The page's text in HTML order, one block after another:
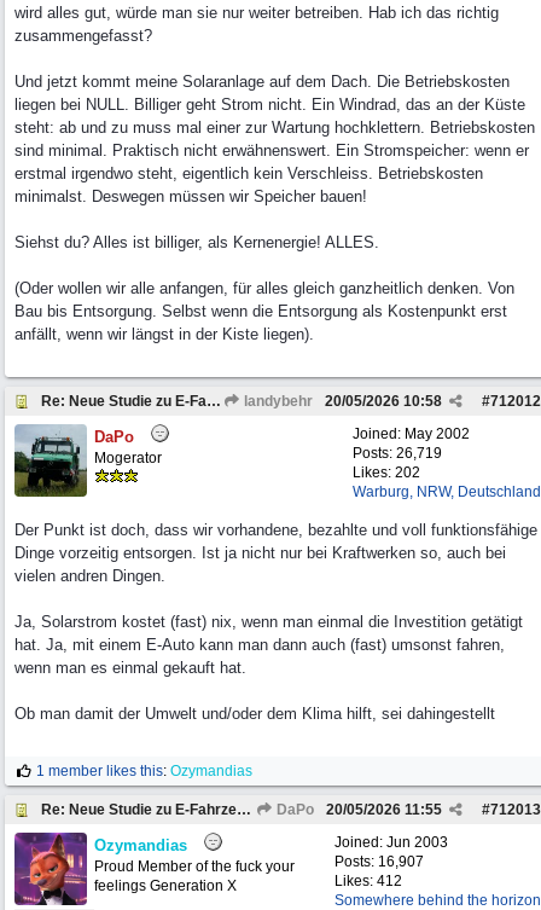
wird alles gut, würde man sie nur weiter betreiben. Hab ich das richtig
zusammengefasst?
Und jetzt kommt meine Solaranlage auf dem Dach. Die Betriebskosten
liegen bei NULL. Billiger geht Strom nicht. Ein Windrad, das an der Küste
steht: ab und zu muss mal einer zur Wartung hochklettern. Betriebskosten
sind minimal. Praktisch nicht erwähnenswert. Ein Stromspeicher: wenn er
erstmal irgendwo steht, eigentlich kein Verschleiss. Betriebskosten
minimalst. Deswegen müssen wir Speicher bauen!
Siehst du? Alles ist billiger, als Kernenergie! ALLES.
(Oder wollen wir alle anfangen, für alles gleich ganzheitlich denken. Von
Bau bis Entsorgung. Selbst wenn die Entsorgung als Kostenpunkt erst
anfällt, wenn wir längst in der Kiste liegen).
Re: Neue Studie zu E-Fahrzeugen landybehr #712012
20/05/2026 10:58
Joined: May 2002
Posts: 26,719
Likes: 202
Warburg, NRW, Deutschland
DaPo
Mogerator
Der Punkt ist doch, dass wir vorhandene, bezahlte und voll funktionsfähige
Dinge vorzeitig entsorgen. Ist ja nicht nur bei Kraftwerken so, auch bei
vielen andren Dingen.
Ja, Solarstrom kostet (fast) nix, wenn man einmal die Investition getätigt
hat. Ja, mit einem E-Auto kann man dann auch (fast) umsonst fahren,
wenn man es einmal gekauft hat.
Ob man damit der Umwelt und/oder dem Klima hilft, sei dahingestellt
1 member likes this: Ozymandias
Re: Neue Studie zu E-Fahrzeugen DaPo #712013
20/05/2026 11:55
Joined: Jun 2003
Posts: 16,907
Likes: 412
Somewhere behind the horizon
Ozymandias
Proud Member of the fuck your
feelings Generation X